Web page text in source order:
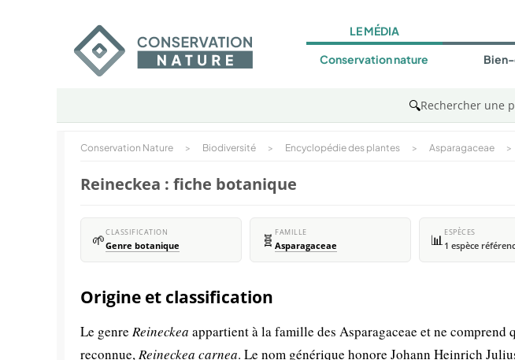
LE MÉDIA
Conservation nature
🔍Rechercher une
Conservation Nature > Biodiversité > Encyclopédie des plantes > Asparagaceae >
Reineckea : fiche botanique
🌱CLASSIFICATION
Genre botanique 🧬 FAMILLE
Asparagaceae 📊 ESPÈCES
1 espèce
Origine et classification
Le genre Reineckea appartient à la famille des Asparagaceae et ne comprend
reconnue,Reineckea carnea. Le nom générique honore Johann Heinrich